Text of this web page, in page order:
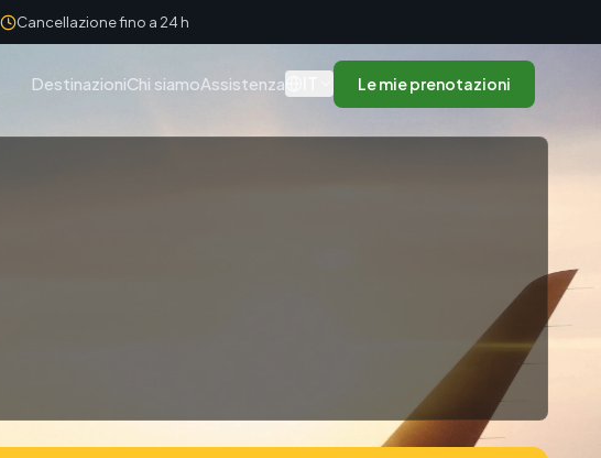
Cancellazione fino a 24 h
DestinazioniChi siamoAssistenza Le mie prenotazioni